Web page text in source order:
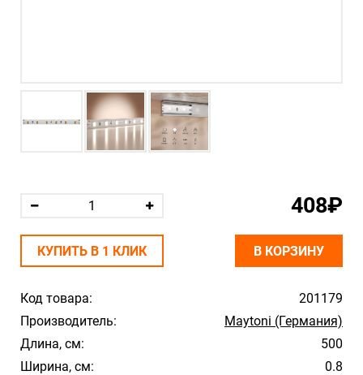
Код товара:
201179
Производитель:
Maytoni (Германия)
Длина, см:
500
Ширина, см:
0.8
408₽
КУПИТЬ В 1 КЛИК В КОРЗИНУ